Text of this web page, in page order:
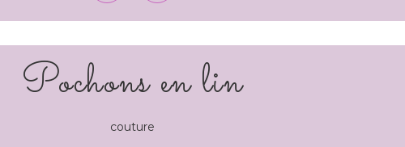
Pochons en lin
couture